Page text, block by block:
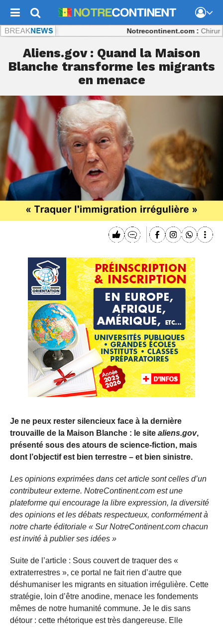
Notrecontinent.com : Chirurgie
Aliens.gov : Quand la Maison
Blanche transforme les migrants
en menace
Je ne peux rester silencieux face à la dernière
trouvaille de la Maison Blanche : le site aliens.gov,
présenté sous des atours de science-fiction, mais
dont l’objectif est bien terrestre – et bien sinistre.
Les opinions exprimées dans cet article sont celles d’un
contributeur externe. NotreContinent.com est une
plateforme qui encourage la libre expression, la diversité
des opinions et les débats respectueux, conformément à
notre charte éditoriale « Sur NotreContinent.com chacun
est invité à publier ses idées »
Suite de l’article : Sous couvert de traquer des «
extraterrestres », ce portal ne fait rien d’autre que
déshumaniser les migrants en situation irrégulière. Cette
stratégie, loin d’être anodine, menace les fondements
mêmes de notre humanité commune. Je le dis sans
détour : cette rhétorique est très dangereuse. Elle